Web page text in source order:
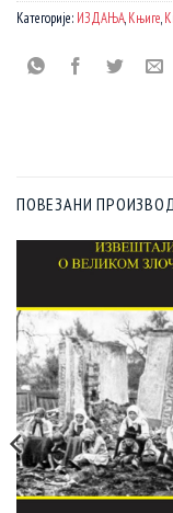
Категорије: ИЗДАЊА,Књиге,
ПОВЕЗАНИ